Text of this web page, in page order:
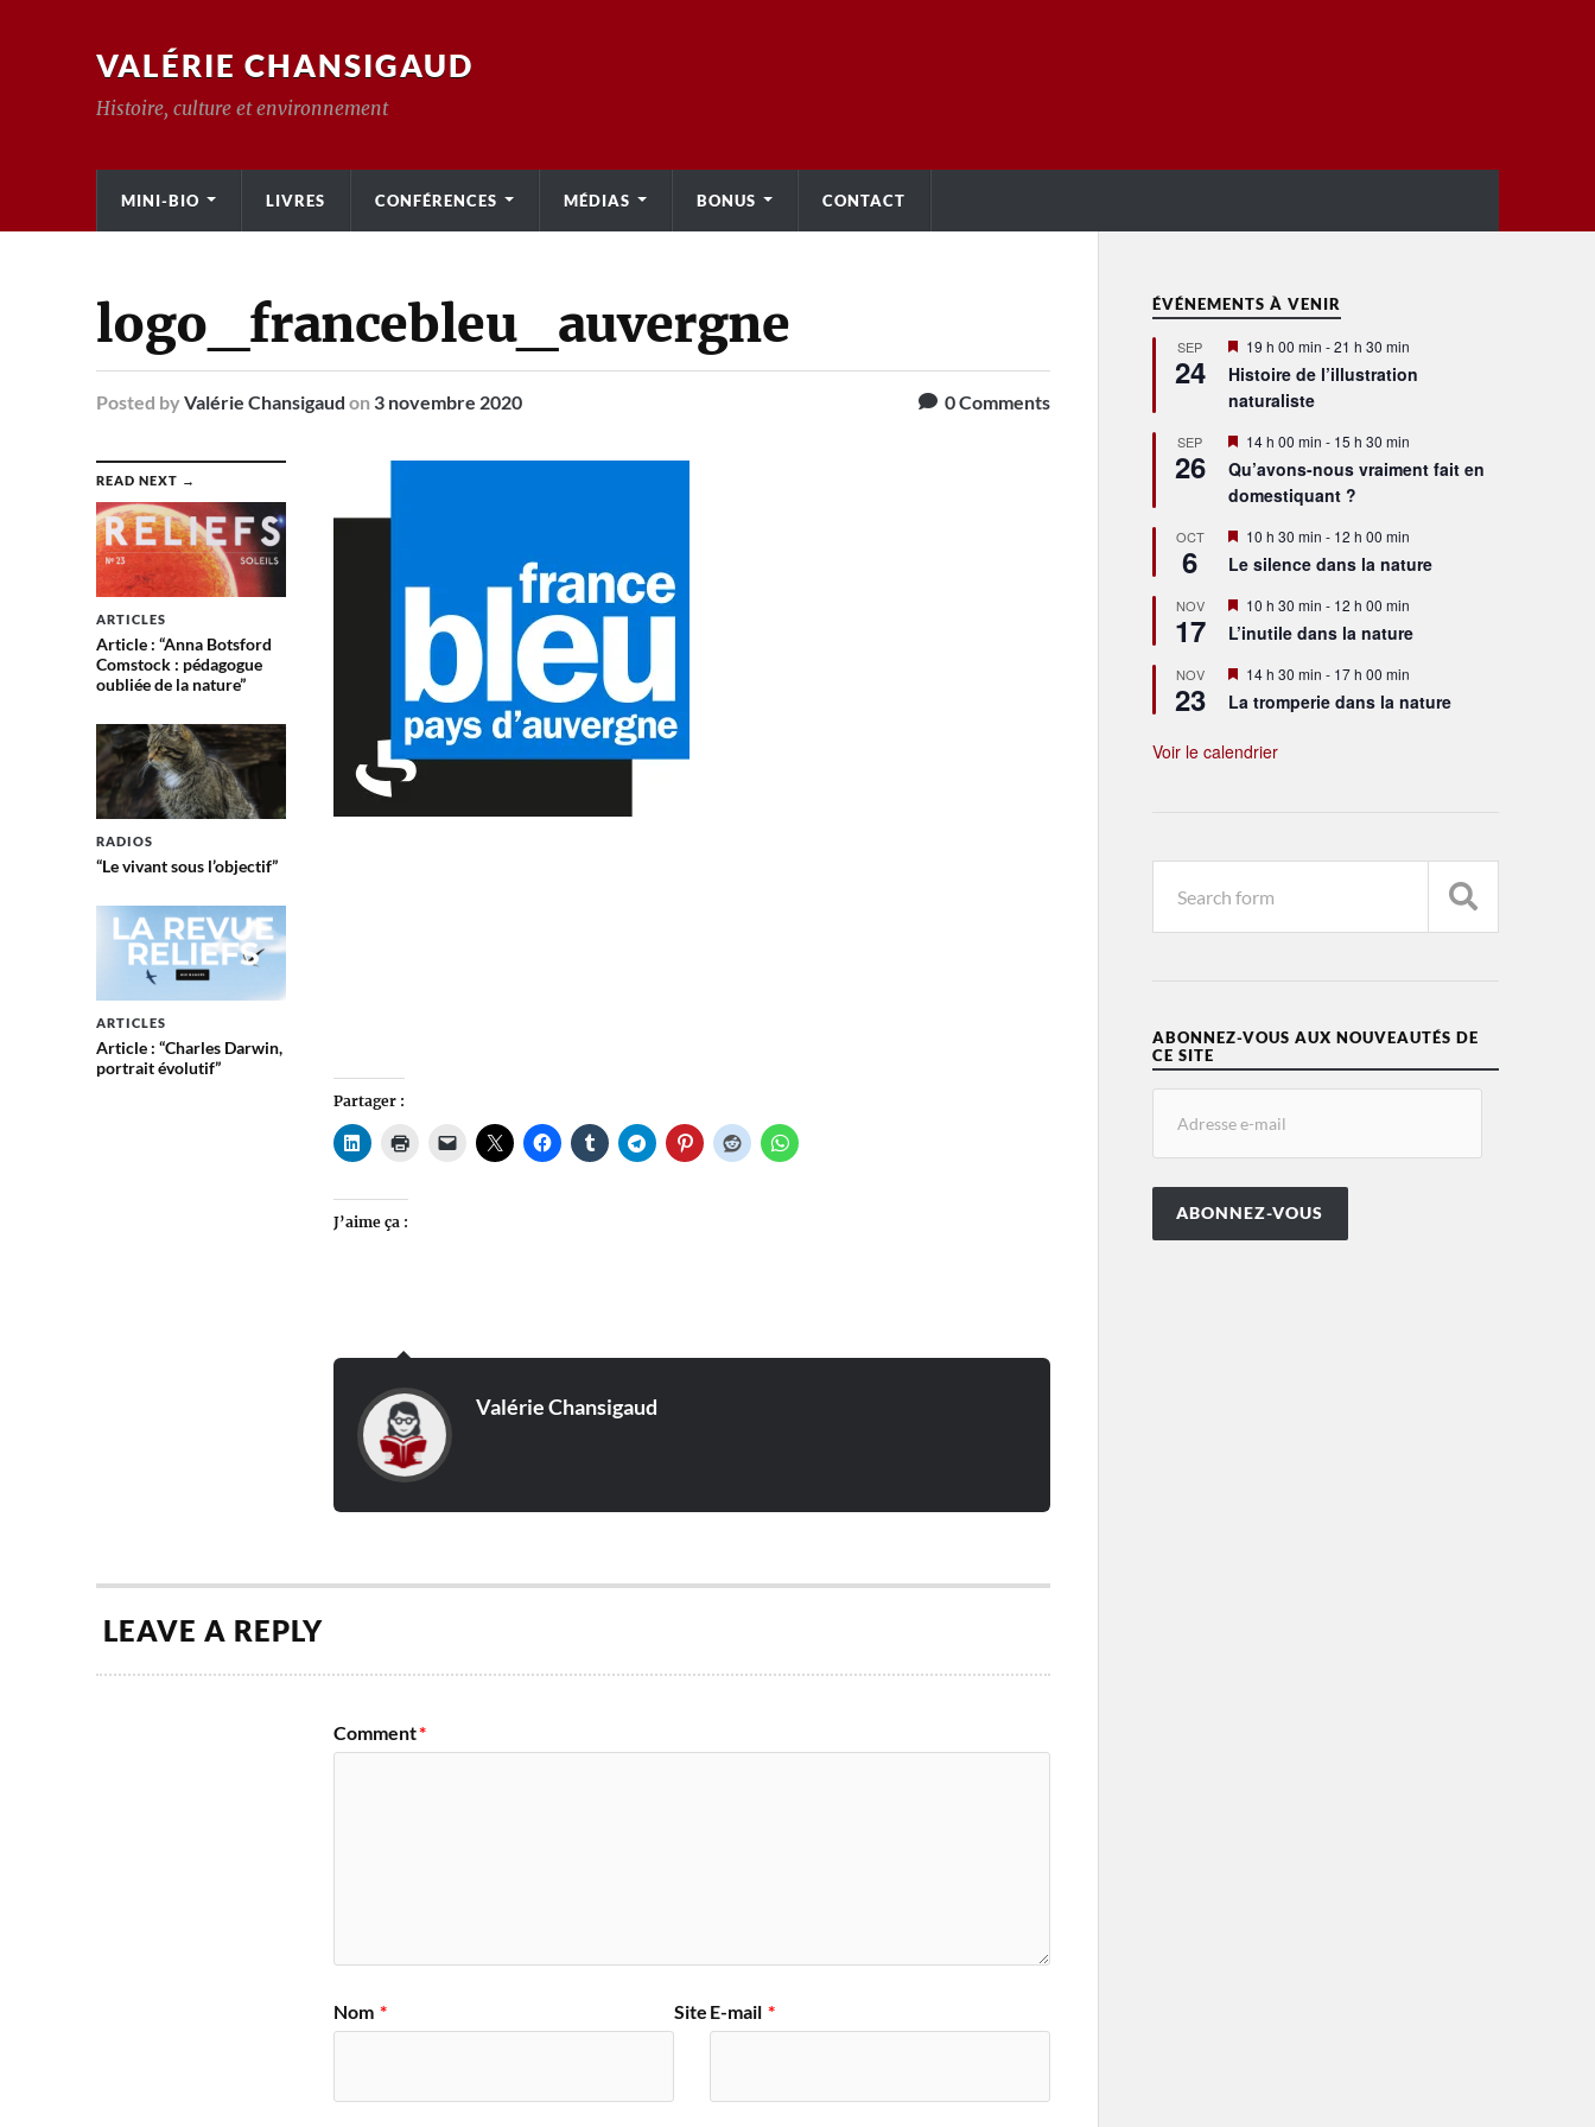
VALÉRIE CHANSIGAUD
Histoire, culture et environnement
MINI-BIO LIVRES CONFÉRENCES MÉDIAS BONUS CONTACT
logo_francebleu_auvergne
Posted by Valérie Chansigaud on 3 novembre 2020 0Comments
READ NEXT →
ARTICLES
Article : “Anna Botsford
Comstock : pédagogue
oubliée de la nature”
RADIOS
“Le vivant sous l’objectif”
ARTICLES
Article : “Charles Darwin,
portrait évolutif”
Partager :
J’aime ça :
Valérie Chansigaud
LEAVE A REPLY
Comment*
Nom * E-mail *
Site
ÉVÉNEMENTS À VENIR
SEP
24
Mis
avant
19 h 00 min -21 h 30 min
Histoire de l’illustration
naturaliste
SEP
26
Mis
en
avant
14 h 00 min - 15 h 30 min
Qu’avons-nous vraiment fait en
domestiquant ?
OCT
6
Mis
avant
10 h 30 min - 12 h 00 min
Le silence dans la nature
NOV
17
Mis
en
avant
10 h 30 min - 12 h 00 min
L’inutile dans la nature
NOV
23
Mis
avant
14 h 30 min - 17 h 00 min
La tromperie dans la nature
Voir le calendrier
ABONNEZ-VOUS AUX NOUVEAUTÉS DE
CE SITE
ABONNEZ-VOUS